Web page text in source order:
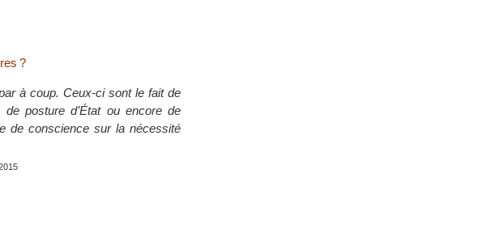
?
à coup. Ceux-ci sont le fait de
posture d’État ou encore de
de conscience sur la nécessité